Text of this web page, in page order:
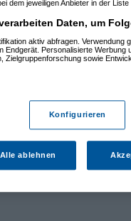
dem jeweiligen Anbieter in der
Daten, um
aktiv abfragen. Verwendung
Endgerät. Personalisierte Werbung
Zielgruppenforschung sowie
Konfigurieren
Alle ablehnen